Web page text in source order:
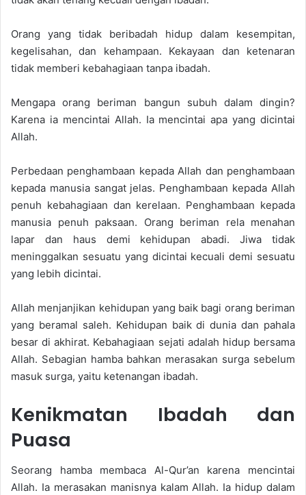
Orang yang tidak beribadah hidup dalam kesempitan,
kegelisahan, dan kehampaan. Kekayaan dan ketenaran
tidak memberi kebahagiaan tanpa ibadah.
Mengapa orang beriman bangun subuh dalam dingin?
Karena ia mencintai Allah. Ia mencintai apa yang dicintai
Allah.
Perbedaan penghambaan kepada Allah dan penghambaan
kepada manusia sangat jelas. Penghambaan kepada Allah
penuh kebahagiaan dan kerelaan. Penghambaan kepada
manusia penuh paksaan. Orang beriman rela menahan
lapar dan haus demi kehidupan abadi. Jiwa tidak
meninggalkan sesuatu yang dicintai kecuali demi sesuatu
yang lebih dicintai.
Allah menjanjikan kehidupan yang baik bagi orang beriman
yang beramal saleh. Kehidupan baik di dunia dan pahala
besar di akhirat. Kebahagiaan sejati adalah hidup bersama
Allah. Sebagian hamba bahkan merasakan surga sebelum
masuk surga, yaitu ketenangan ibadah.
Kenikmatan Ibadah dan
Puasa
Seorang hamba membaca Al-Qur’an karena mencintai
Allah. Ia merasakan manisnya kalam Allah. Ia hidup dalam